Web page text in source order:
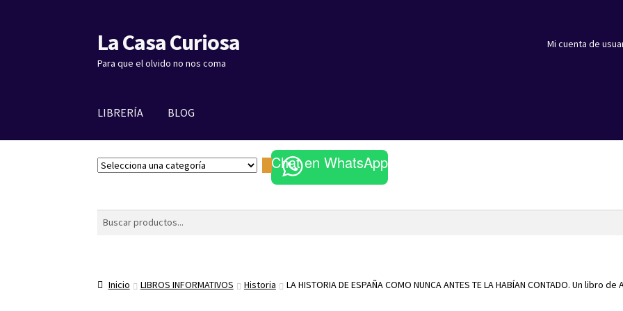
Ir
a
la
Ir
al
contenido
La Casa Curiosa
Para que el olvido no nos coma
Mi cuenta de
LIBRERÍA BLOG
S
e
n
Chat en WhatsApp
Buscar
Inicio LIBROS INFORMATIVOS Historia LA HISTORIA DE ESPAÑA COMO NUNCA ANTES TE LA HABÍAN CONTADO. Un libro